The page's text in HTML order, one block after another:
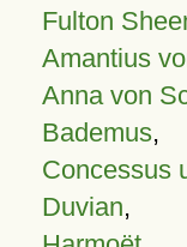
Fulton
Amantius
Anna von
Bademus,
Concessus
Duvian,